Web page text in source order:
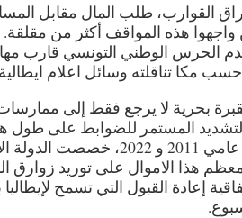
القوارب، طلب المال مقابل
واجهوا هذه المواقف أكثر من
الحرس الوطني التونسي قارب
مكا تناقلته وسائل اعلام ايطالية
بحرية لا يرجع فقط إلى
المستمر للضوابط على طول
هذا الاموال على توريد زوارق
إعادة القبول التي تسمح